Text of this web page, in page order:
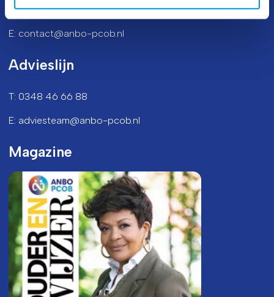
T: 0348 46 66 66
E: contact@anbo-pcob.nl
Advieslijn
T: 0348 46 66 88
E: adviesteam@anbo-pcob.nl
Magazine